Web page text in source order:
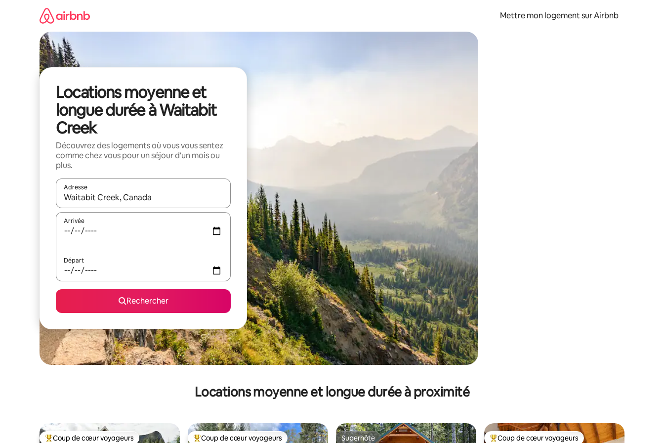
Mettre mon logement sur Airbnb
Locations moyenne et
longue durée à Waitabit
Creek
Découvrez des logements où vous vous sentez
comme chez vous pour un séjour d'un mois ou
plus.
Adresse
Lorsque les résultats s'affichent, utilisez les flèches vers le haut et vers le bas pour les parcourir ou en appuyant et en faisant glisser.
Arrivée
Départ
Rechercher
Locations moyenne et longue durée à proximité
Coup de cœur voyageurs Coup de cœur voyageurs Superhôte Coup de cœur voyageurs